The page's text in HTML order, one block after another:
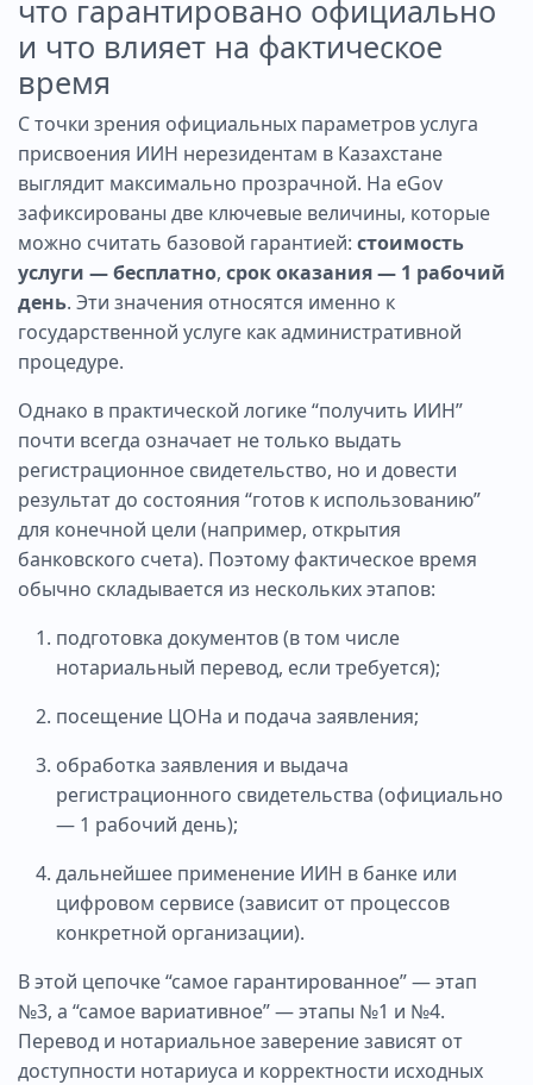
что гарантировано официально
и что влияет на фактическое
время
С точки зрения официальных параметров услуга
присвоения ИИН нерезидентам в Казахстане
выглядит максимально прозрачной. На eGov
зафиксированы две ключевые величины, которые
можно считать базовой гарантией: стоимость
услуги — бесплатно, срок оказания — 1 рабочий
день. Эти значения относятся именно к
государственной услуге как административной
процедуре.
Однако в практической логике “получить ИИН”
почти всегда означает не только выдать
регистрационное свидетельство, но и довести
результат до состояния “готов к использованию”
для конечной цели (например, открытия
банковского счета). Поэтому фактическое время
обычно складывается из нескольких этапов:
подготовка документов (в том числе
нотариальный перевод, если требуется);
посещение ЦОНа и подача заявления;
обработка заявления и выдача
регистрационного свидетельства (официально
— 1 рабочий день);
дальнейшее применение ИИН в банке или
цифровом сервисе (зависит от процессов
конкретной организации).
В этой цепочке “самое гарантированное” — этап
№3, а “самое вариативное” — этапы №1 и №4.
Перевод и нотариальное заверение зависят от
доступности нотариуса и корректности исходных